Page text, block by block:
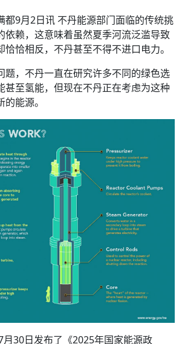
都9月2日讯 不丹能源部门面临的传统挑
依赖，这意味着虽然夏季河流泛滥导致
恰相反，不丹甚至不得不进口电力。
题，不丹一直在研究许多不同的绿色选
甚至氢能，但现在不丹正在考虑为这种
能源。
月30日发布了《2025年国家能源政